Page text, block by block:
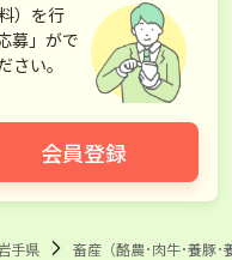
）を行
募」がで
い。
会員登録
手県 畜産（酪農･肉牛･養豚･